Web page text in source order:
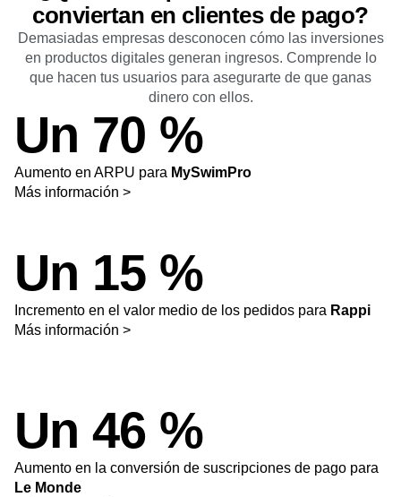
conviertan en clientes de pago?
Demasiadas empresas desconocen cómo las inversiones
en productos digitales generan ingresos. Comprende lo
que hacen tus usuarios para asegurarte de que ganas
dinero con ellos.
Un 70 %
Aumento en ARPU para MySwimPro
Más información >
Un 15 %
Incremento en el valor medio de los pedidos para Rappi
Más información >
Un 46 %
Aumento en la conversión de suscripciones de pago para
Le Monde